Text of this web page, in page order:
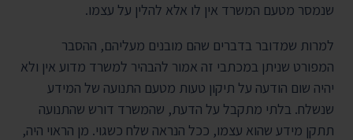
שנמסר מטעם המשרד אין לו אלא להלין על עצמו.
למרות שמדובר בדברים שהם מובנים מעליהם, ההסבר
המפורט שניתן במכתבי זה אמור להבהיר למשרד מדוע אין ולא
יהיה שום הודעה על תיקון טעות מטעם התנועה של המידע
שנשלח. בלתי מתקבל על הדעת, שהמשרד דורש שהתנועה
תתקן מידע שהוא עצמו, ככל הנראה שלח כשגוי. מן הראוי היה,